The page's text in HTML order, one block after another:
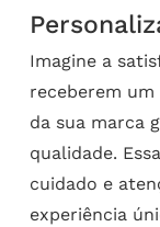
Imagine a
receberem
da sua marca
qualidade.
cuidado e
experiência